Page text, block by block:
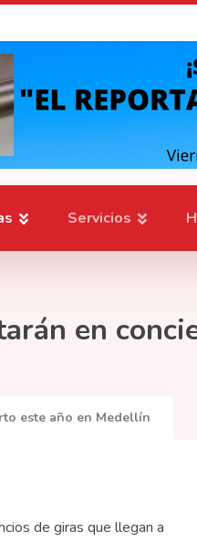
Servicios
en
este año en Medellín
de giras que llegan a